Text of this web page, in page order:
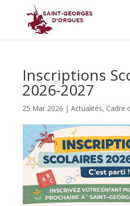
Inscriptions
2026-2027
25 Mar 2026 | Actualités, Cadre